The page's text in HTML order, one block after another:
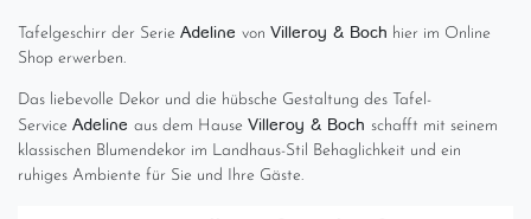
Tafelgeschirr der Serie Adeline von Villeroy & Boch hier im Online
Shop erwerben.
Das liebevolle Dekor und die hübsche Gestaltung des Tafel-
Service Adeline aus dem Hause Villeroy & Boch schafft mit seinem
klassischen Blumendekor im Landhaus-Stil Behaglichkeit und ein
ruhiges Ambiente für Sie und Ihre Gäste.